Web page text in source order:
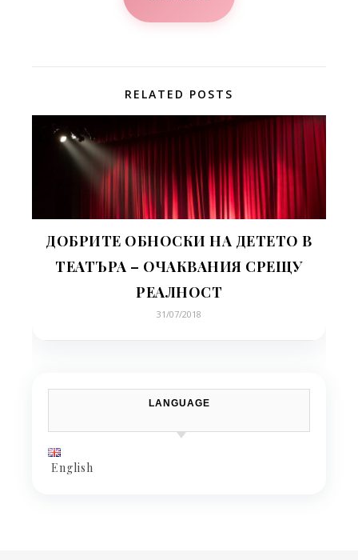
RELATED POSTS
ДОБРИТЕ ОБНОСКИ НА ДЕТЕТО В
ТЕАТЪРА – ОЧАКВАНИЯ СРЕЩУ
РЕАЛНОСТ
31/07/2018
LANGUAGE
English